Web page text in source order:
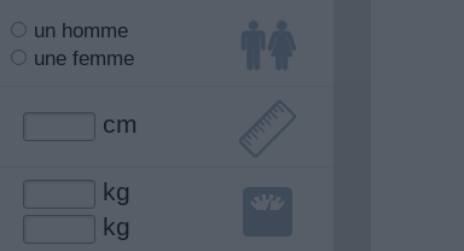
un homme
une femme
cm
kg
kg